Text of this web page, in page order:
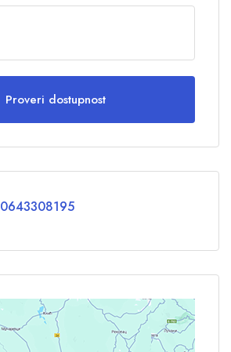
1
0
Proveri dostupnost
0643308195